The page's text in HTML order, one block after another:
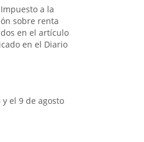
a la
sobre renta
en el artículo
en el Diario
el 9 de agosto